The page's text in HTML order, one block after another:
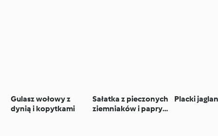
Gulasz wołowy z
dynią i kopytkami
Sałatka z pieczonych
ziemniaków i papryki
Placki